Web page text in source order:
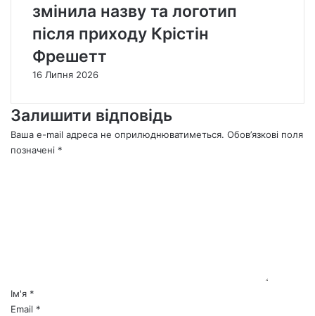
змінила назву та логотип
після приходу Крістін
Фрешетт
16 Липня 2026
Залишити відповідь
Ваша e-mail адреса не оприлюднюватиметься. Обов’язкові поля
позначені *
*Ім'я *
Email *